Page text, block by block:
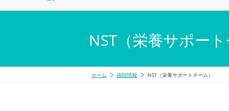
NST（栄養サポート
ホーム 病院情報 NST（栄養サポートチーム）